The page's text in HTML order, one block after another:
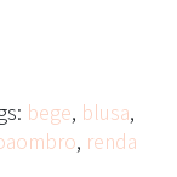
bege, blusa,
, renda